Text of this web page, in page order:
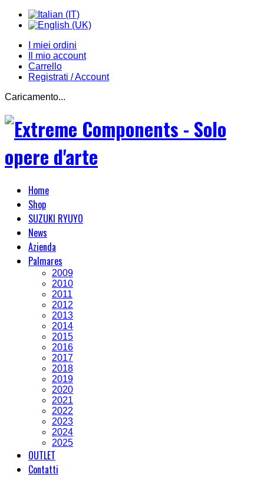
I miei ordini
Il mio account
Carrello
Registrati / Account
Caricamento...
Home
Shop
SUZUKI RYUYO
News
Azienda
Palmares
2009
2010
2011
2012
2013
2014
2015
2016
2017
2018
2019
2020
2021
2022
2023
2024
2025
OUTLET
Contatti